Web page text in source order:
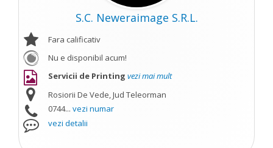
S.C. Neweraimage S.R.L.
Fara calificativ
Nu e disponibil acum!
Servicii de Printing vezi mai mult
Rosiorii De Vede, Jud Teleorman
0744... vezi numar
vezi detalii